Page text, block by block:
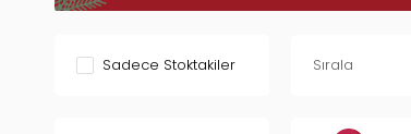
Sadece Stoktakiler